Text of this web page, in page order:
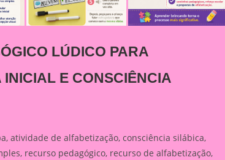
LÚDICO PARA
E CONSCIÊNCIA
atividade de alfabetização, consciência silábica,
recurso pedagógico, recurso de alfabetização,